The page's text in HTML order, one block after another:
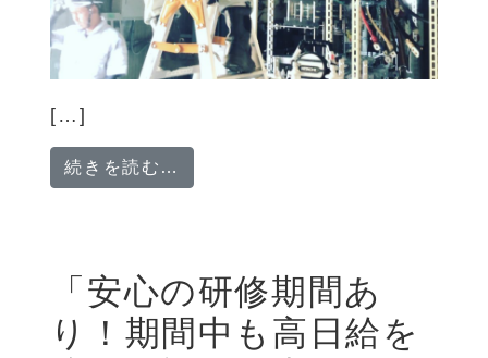
[…]
続きを読む…
「安心の研修期間あ
り！期間中も高日給を